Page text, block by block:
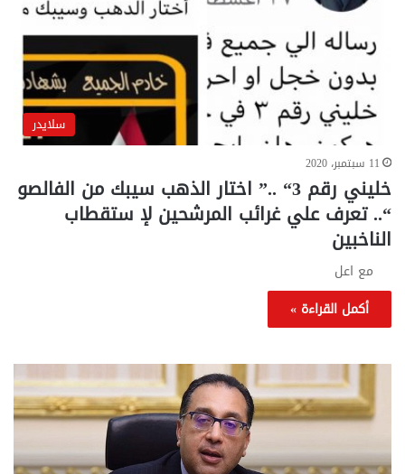
سلايدر
11 سبتمبر، 2020
خليني رقم 3“ ..” اختار الذهب سيبك من الفالصو
“.. تعرف علي غرائب المرشحين لإ ستقطاب
الناخبين
مع اعل
أكمل القراءة »
تحركات
حكومية
لحسم
قانون
القديم..والبرلمان:
..